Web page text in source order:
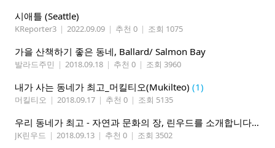
시애틀 (Seattle)
KReporter3 | 2022.09.09 | 추천 0 | 조회 1075
가을 산책하기 좋은 동네, Ballard/ Salmon Bay
발라드주민 | 2018.09.18 | 추천 0 | 조회 3960
내가 사는 동네가 최고_머킬티오(Mukilteo) (1)
머킬티오 | 2018.09.17 | 추천 0 | 조회 5135
우리 동네가 최고 - 자연과 문화의 장, 린우드를 소개합니다(2)
JK린우드 | 2018.09.13 | 추천 0 | 조회 3502